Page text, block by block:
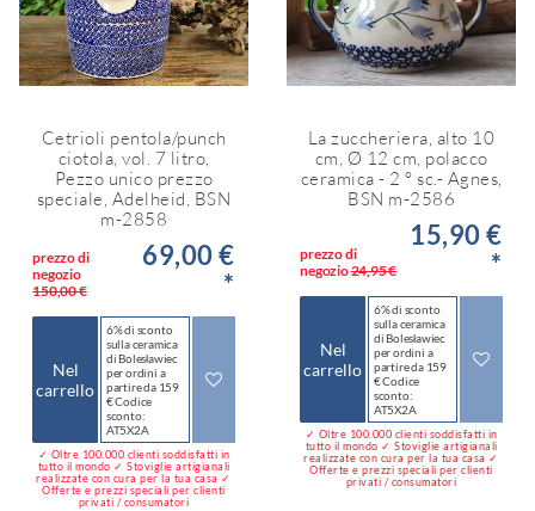
Cetrioli pentola/punch
ciotola, vol. 7 litro,
Pezzo unico prezzo
speciale, Adelheid, BSN
m-2858
prezzo di
negozio
150,00 €
69,00 €
*
Nel
carrello
6% di sconto
sulla ceramica
di Bolesławiec
per ordini a
partire da 159
€ Codice
sconto:
AT5X2A
✓ Oltre 100.000 clienti soddisfatti in
tutto il mondo ✓ Stoviglie artigianali
realizzate con cura per la tua casa ✓
Offerte e prezzi speciali per clienti
privati / consumatori
La zuccheriera, alto 10
cm, Ø 12 cm, polacco
ceramica - 2 ° sc.- Agnes,
BSN m-2586
prezzo di
negozio24,95 €
15,90 €
*
Nel
carrello
6% di sconto
sulla ceramica
di Bolesławiec
per ordini a
partire da 159
€ Codice
sconto:
AT5X2A
✓ Oltre 100.000 clienti soddisfatti in
tutto il mondo ✓ Stoviglie artigianali
realizzate con cura per la tua casa ✓
Offerte e prezzi speciali per clienti
privati / consumatori